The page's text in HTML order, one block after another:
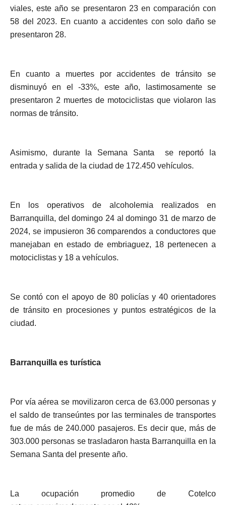
viales, este año se presentaron 23 en comparación con
58 del 2023. En cuanto a accidentes con solo daño se
presentaron 28.
En cuanto a muertes por accidentes de tránsito se
disminuyó en el -33%, este año, lastimosamente se
presentaron 2 muertes de motociclistas que violaron las
normas de tránsito.
Asimismo, durante la Semana Santa se reportó la
entrada y salida de la ciudad de 172.450 vehículos.
En los operativos de alcoholemia realizados en
Barranquilla, del domingo 24 al domingo 31 de marzo de
2024, se impusieron 36 comparendos a conductores que
manejaban en estado de embriaguez, 18 pertenecen a
motociclistas y 18 a vehículos.
Se contó con el apoyo de 80 policías y 40 orientadores
de tránsito en procesiones y puntos estratégicos de la
ciudad.
Barranquilla es turística
Por vía aérea se movilizaron cerca de 63.000 personas y
el saldo de transeúntes por las terminales de transportes
fue de más de 240.000 pasajeros. Es decir que, más de
303.000 personas se trasladaron hasta Barranquilla en la
Semana Santa del presente año.
La ocupación promedio de Cotelco